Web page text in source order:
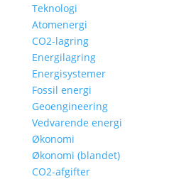
Teknologi
Atomenergi
CO2-lagring
Energilagring
Energisystemer
Fossil energi
Geoengineering
Vedvarende energi
Økonomi
Økonomi (blandet)
CO2-afgifter